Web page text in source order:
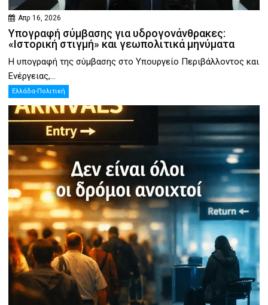
Απρ 16, 2026
Υπογραφή σύμβασης για υδρογονάνθρακες:
«Ιστορική στιγμή» και γεωπολιτικά μηνύματα
Η υπογραφή της σύμβασης στο Υπουργείο Περιβάλλοντος και
Ενέργειας,...
Ελλάδα-Πολιτική